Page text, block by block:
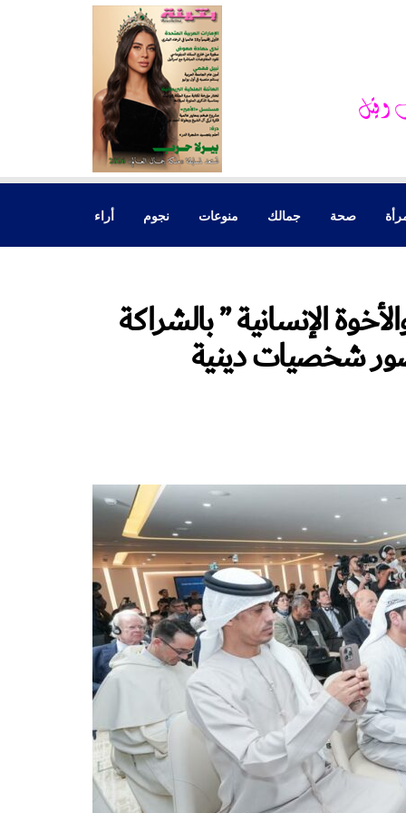
صحة جمالك منوعات نجوم أراء
الإنسانية ” بالشراكة
شخصيات دينية